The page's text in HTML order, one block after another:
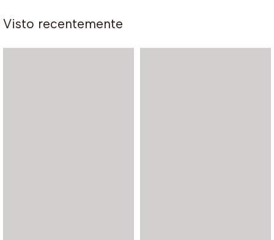
Visto recentemente